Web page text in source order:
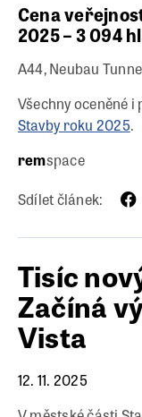
Cena
2025 – 3 094
A44, Neubau
Všechny oceněné
Stavby roku 2025.
remspace
Sdílet článek:
Tisíc
Začíná
Vista
12. 11. 2025